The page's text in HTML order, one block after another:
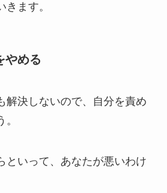
ます。
やめる
解決しないので、自分を責め
といって、あなたが悪いわけ